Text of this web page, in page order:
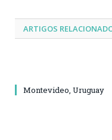
ARTIGOS
Montevideo, Uruguay